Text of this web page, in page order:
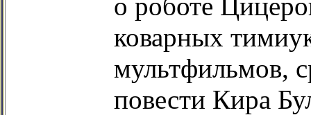
коварных
мультфильмов,
повести Кира